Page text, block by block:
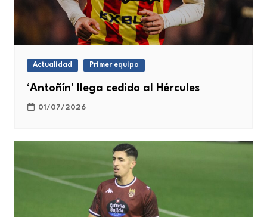
Actualidad Primer equipo
‘Antoñín’ llega cedido al Hércules
01/07/2026